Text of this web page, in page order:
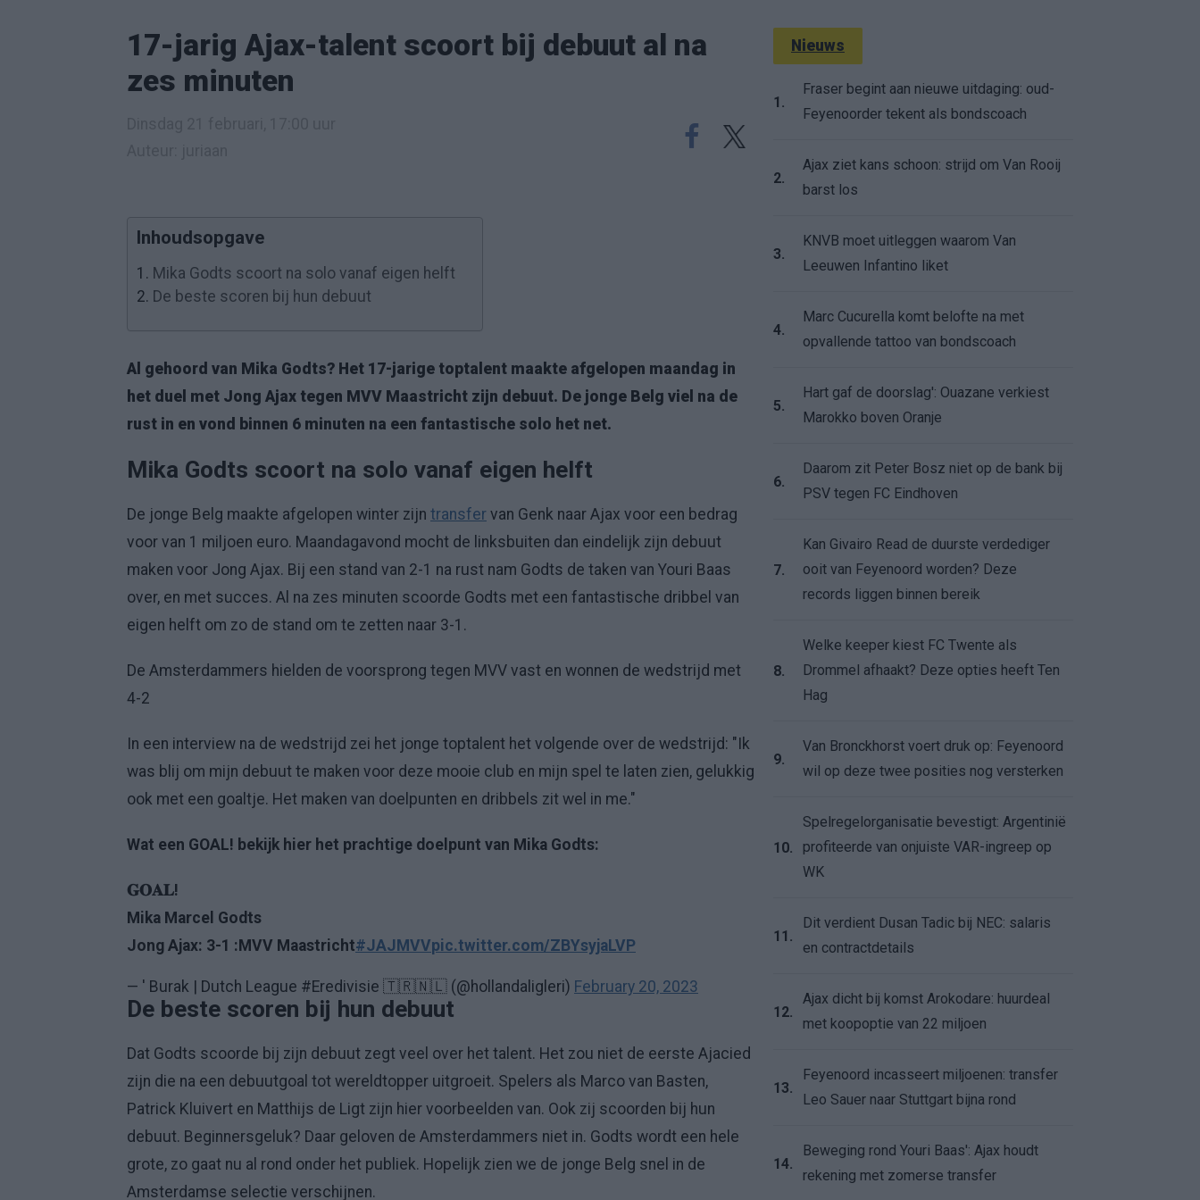
17-jarig Ajax-talent scoort bij debuut al na
zes minuten
Inhoudsopgave
1. Mika Godts scoort na solo vanaf eigen helft
2. De beste scoren bij hun debuut
Al gehoord van Mika Godts? Het 17-jarige toptalent maakte afgelopen maandag in
het duel met Jong Ajax tegen MVV Maastricht zijn debuut. De jonge Belg viel na de
rust in en vond binnen 6 minuten na een fantastische solo het net.
Mika Godts scoort na solo vanaf eigen helft
De jonge Belg maakte afgelopen winter zijn transfer van Genk naar Ajax voor een bedrag
voor van 1 miljoen euro. Maandagavond mocht de linksbuiten dan eindelijk zijn debuut
maken voor Jong Ajax. Bij een stand van 2-1 na rust nam Godts de taken van Youri Baas
over, en met succes. Al na zes minuten scoorde Godts met een fantastische dribbel van
eigen helft om zo de stand om te zetten naar 3-1.
De Amsterdammers hielden de voorsprong tegen MVV vast en wonnen de wedstrijd met
4-2
In een interview na de wedstrijd zei het jonge toptalent het volgende over de wedstrijd: "Ik
was blij om mijn debuut te maken voor deze mooie club en mijn spel te laten zien, gelukkig
ook met een goaltje. Het maken van doelpunten en dribbels zit wel in me."
Wat een GOAL! bekijk hier het prachtige doelpunt van Mika Godts:
𝐆𝐎𝐀𝐋!
Mika Marcel Godts
Jong Ajax: 3-1 :MVV Maastricht#JAJMVVpic.twitter.com/ZBYsyjaLVP
— ' Burak | Dutch League #Eredivisie 🇹🇷🇳🇱 (@hollandaligleri) February 20, 2023
De beste scoren bij hun debuut
Dat Godts scoorde bij zijn debuut zegt veel over het talent. Het zou niet de eerste Ajacied
zijn die na een debuutgoal tot wereldtopper uitgroeit. Spelers als Marco van Basten,
Patrick Kluivert en Matthijs de Ligt zijn hier voorbeelden van. Ook zij scoorden bij hun
debuut. Beginnersgeluk? Daar geloven de Amsterdammers niet in. Godts wordt een hele
grote, zo gaat nu al rond onder het publiek. Hopelijk zien we de jonge Belg snel in de
Amsterdamse selectie verschijnen.
Nieuws
1.
Fraser begint aan nieuwe uitdaging: oud-
Feyenoorder tekent als bondscoach
2.
Ajax ziet kans schoon: strijd om Van Rooij
barst los
3.
KNVB moet uitleggen waarom Van
Leeuwen Infantino liket
4.
Marc Cucurella komt belofte na met
opvallende tattoo van bondscoach
5.
Hart gaf de doorslag': Ouazane verkiest
Marokko boven Oranje
6.
Daarom zit Peter Bosz niet op de bank bij
PSV tegen FC Eindhoven
7.
Kan Givairo Read de duurste verdediger
ooit van Feyenoord worden? Deze
records liggen binnen bereik
8.
Welke keeper kiest FC Twente als
Drommel afhaakt? Deze opties heeft Ten
Hag
9.
Van Bronckhorst voert druk op: Feyenoord
wil op deze twee posities nog versterken
10.
Spelregelorganisatie bevestigt: Argentinië
profiteerde van onjuiste VAR-ingreep op
WK
11.
Dit verdient Dusan Tadic bij NEC: salaris
en contractdetails
12.
Ajax dicht bij komst Arokodare: huurdeal
met koopoptie van 22 miljoen
13.
Feyenoord incasseert miljoenen: transfer
Leo Sauer naar Stuttgart bijna rond
14.
Beweging rond Youri Baas': Ajax houdt
rekening met zomerse transfer